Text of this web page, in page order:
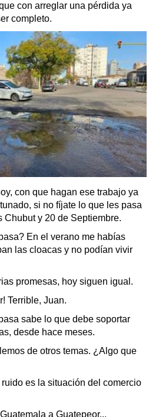
con arreglar una pérdida ya
completo.
con que hagan ese trabajo ya
si no fíjate lo que les pasa
Chubut y 20 de Septiembre.
En el verano me habías
las cloacas y no podían vivir
promesas, hoy siguen igual.
Terrible, Juan.
sabe lo que debe soportar
desde hace meses.
de otros temas. ¿Algo que
es la situación del comercio
a Guatepeor...